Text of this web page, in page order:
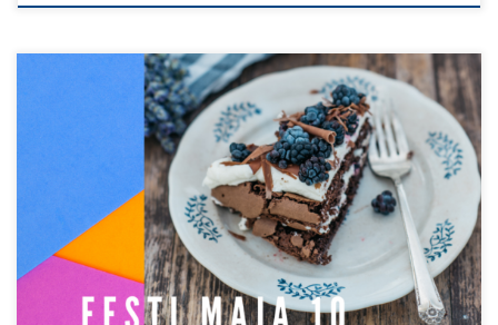
Viron maatalousministeriö nimesi toukokuussa Haapsalun
ja Läänemaan Viron vuoden makualueeksi ja luovutti
tittelin yhteyteen kuuluvan kiertohaarukan.